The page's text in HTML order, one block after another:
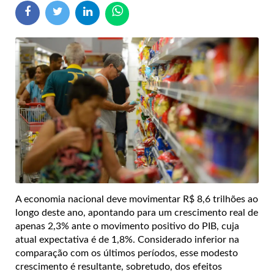
A economia nacional deve movimentar R$ 8,6 trilhões ao
longo deste ano, apontando para um crescimento real de
apenas 2,3% ante o movimento positivo do PIB, cuja
atual expectativa é de 1,8%. Considerado inferior na
comparação com os últimos períodos, esse modesto
crescimento é resultante, sobretudo, dos efeitos